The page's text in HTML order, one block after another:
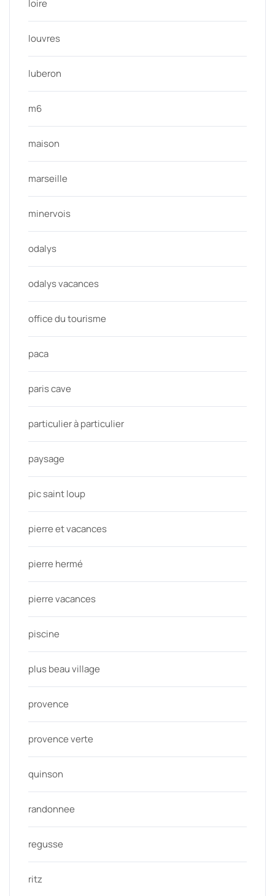
loire
louvres
luberon
m6
maison
marseille
minervois
odalys
odalys vacances
office du tourisme
paca
paris cave
particulier à particulier
paysage
pic saint loup
pierre et vacances
pierre hermé
pierre vacances
piscine
plus beau village
provence
provence verte
quinson
randonnee
regusse
ritz